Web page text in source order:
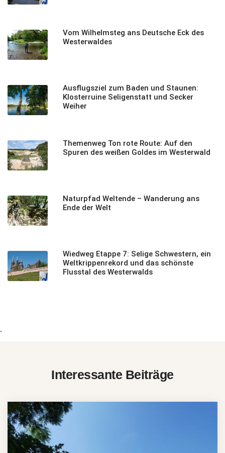
Vom Wilhelmsteg ans Deutsche Eck des
Westerwaldes
Ausflugsziel zum Baden und Staunen:
Klosterruine Seligenstatt und Secker
Weiher
Themenweg Ton rote Route: Auf den
Spuren des weißen Goldes im Westerwald
Naturpfad Weltende – Wanderung ans
Ende der Welt
Wiedweg Etappe 7: Selige Schwestern, ein
Weltkrippenrekord und das schönste
Flusstal des Westerwalds
`
Interessante Beiträge